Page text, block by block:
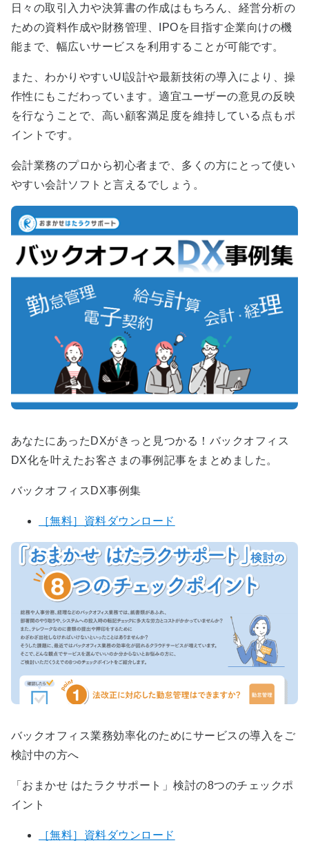
日々の取引入力や決算書の作成はもちろん、経営分析の
ための資料作成や財務管理、IPOを目指す企業向けの機
能まで、幅広いサービスを利用することが可能です。
また、わかりやすいUI設計や最新技術の導入により、操
作性にもこだわっています。適宜ユーザーの意見の反映
を行なうことで、高い顧客満足度を維持している点もポ
イントです。
会計業務のプロから初心者まで、多くの方にとって使い
やすい会計ソフトと言えるでしょう。
あなたにあったDXがきっと見つかる！バックオフィス
DX化を叶えたお客さまの事例記事をまとめました。
バックオフィスDX事例集
［無料］資料ダウンロード
バックオフィス業務効率化のためにサービスの導入をご
検討中の方へ
「おまかせ はたラクサポート」検討の8つのチェックポ
イント
［無料］資料ダウンロード